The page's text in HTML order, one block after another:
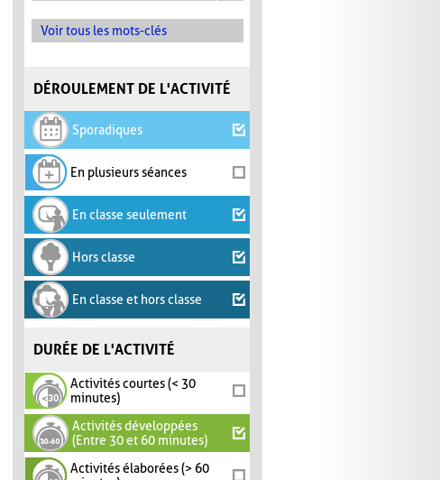
Voir tous les mots-clés
DÉROULEMENT DE L'ACTIVITÉ
Sporadiques
En plusieurs séances
En classe seulement
Hors classe
En classe et hors classe
DURÉE DE L'ACTIVITÉ
Activités courtes (< 30
minutes)
Activités développées
(Entre 30 et 60 minutes)
Activités élaborées (> 60